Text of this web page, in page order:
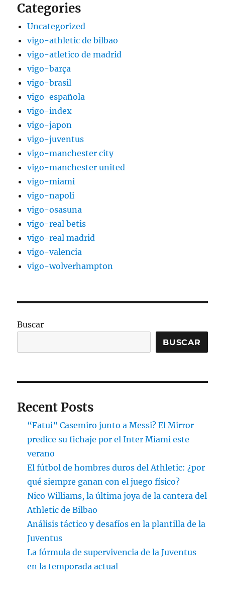
Categories
Uncategorized
vigo-athletic de bilbao
vigo-atletico de madrid
vigo-barça
vigo-brasil
vigo-española
vigo-index
vigo-japon
vigo-juventus
vigo-manchester city
vigo-manchester united
vigo-miami
vigo-napoli
vigo-osasuna
vigo-real betis
vigo-real madrid
vigo-valencia
vigo-wolverhampton
Buscar
BUSCAR
Recent Posts
“Fatui” Casemiro junto a Messi? El Mirror
predice su fichaje por el Inter Miami este
verano
El fútbol de hombres duros del Athletic: ¿por
qué siempre ganan con el juego físico?
Nico Williams, la última joya de la cantera del
Athletic de Bilbao
Análisis táctico y desafíos en la plantilla de la
Juventus
La fórmula de supervivencia de la Juventus
en la temporada actual